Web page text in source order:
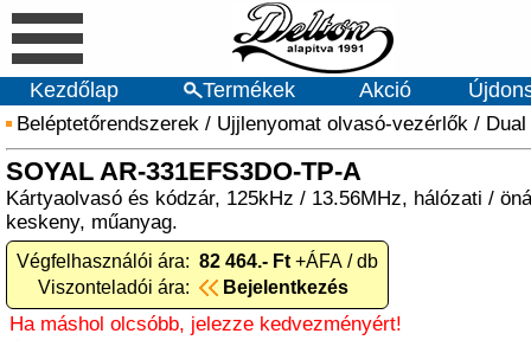
Kezdőlap Termékek Akció
Beléptetőrendszerek / Ujjlenyomat olvasó-vezérlők /
SOYAL AR-331EFS3DO-TP-A
Kártyaolvasó és kódzár, 125kHz / 13.56MHz, hálózati /
keskeny, műanyag.
Végfelhasználói ára: 82 464.- Ft +ÁFA / db
Viszonteladói ára:
Bejelentkezés
Ha máshol olcsóbb, jelezze kedvezményért!